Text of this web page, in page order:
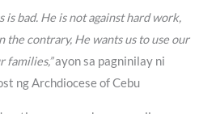
is bad. He is not against hard work,
the contrary, He wants us to use our
families,”ayon sa pagninilay ni
ng Archdiocese of Cebu